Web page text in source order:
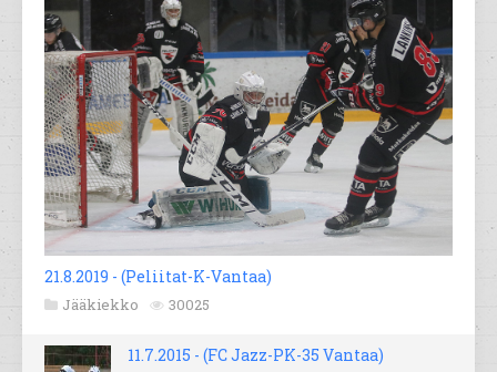
21.8.2019 - (Peliitat-K-Vantaa)
Jääkiekko 30025
11.7.2015 - (FC Jazz-PK-35 Vantaa)